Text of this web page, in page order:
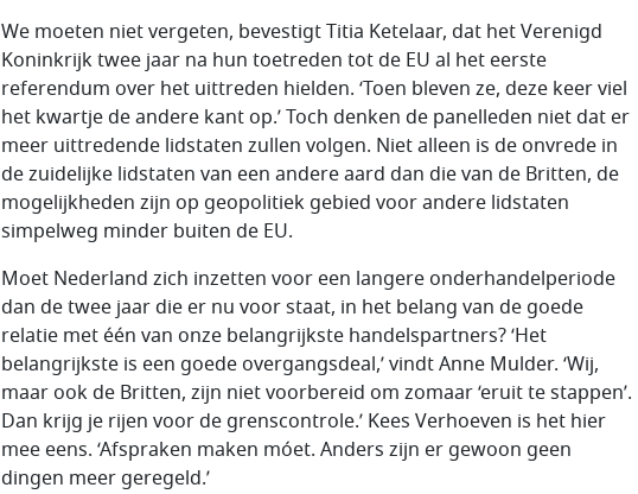
We moeten niet vergeten, bevestigt Titia Ketelaar, dat het Verenigd
Koninkrijk twee jaar na hun toetreden tot de EU al het eerste
referendum over het uittreden hielden. ‘Toen bleven ze, deze keer viel
het kwartje de andere kant op.’ Toch denken de panelleden niet dat er
meer uittredende lidstaten zullen volgen. Niet alleen is de onvrede in
de zuidelijke lidstaten van een andere aard dan die van de Britten, de
mogelijkheden zijn op geopolitiek gebied voor andere lidstaten
simpelweg minder buiten de EU.
Moet Nederland zich inzetten voor een langere onderhandelperiode
dan de twee jaar die er nu voor staat, in het belang van de goede
relatie met één van onze belangrijkste handelspartners? ‘Het
belangrijkste is een goede overgangsdeal,’ vindt Anne Mulder. ‘Wij,
maar ook de Britten, zijn niet voorbereid om zomaar ‘eruit te stappen’.
Dan krijg je rijen voor de grenscontrole.’ Kees Verhoeven is het hier
mee eens. ‘Afspraken maken móet. Anders zijn er gewoon geen
dingen meer geregeld.’